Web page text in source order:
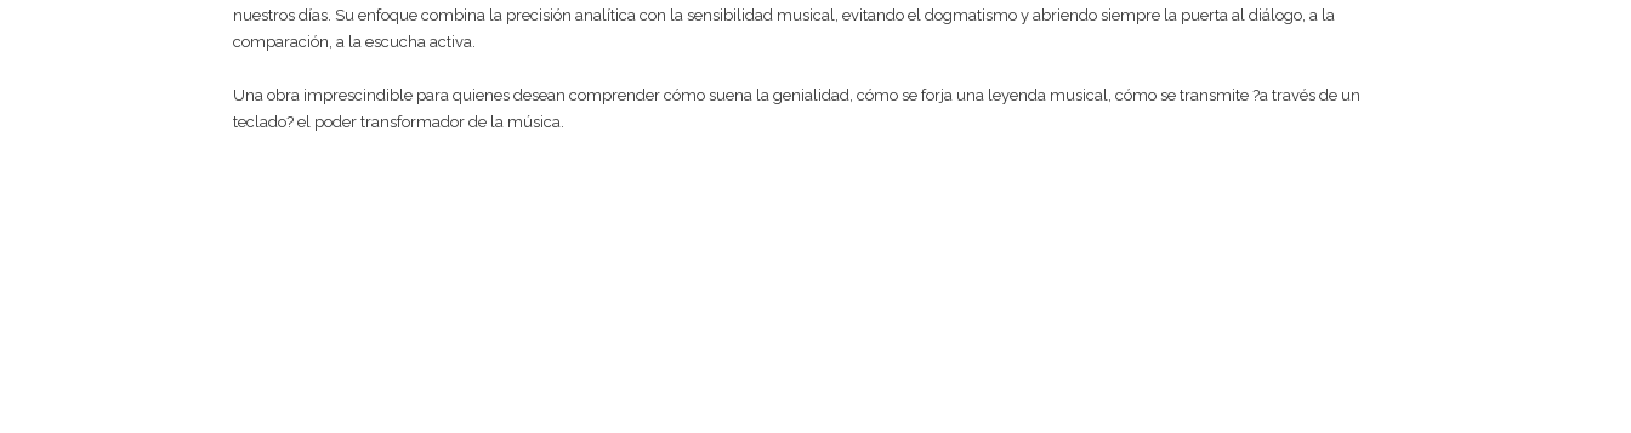
nuestros días. Su enfoque combina la precisión analítica con la sensibilidad musical, evitando el dogmatismo y abriendo siempre la puerta al diálogo, a la
comparación, a la escucha activa.
Una obra imprescindible para quienes desean comprender cómo suena la genialidad, cómo se forja una leyenda musical, cómo se transmite ?a través de un
teclado? el poder transformador de la música.